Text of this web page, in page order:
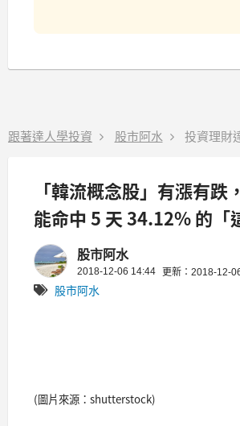
跟著達人學投資 股市阿水 投資理財
「韓流概念股」有漲有跌
能命中 5 天 34.12% 的「
股市阿水
2018-12-06 14:44 更新：2018-12-
股市阿水
(圖片來源：shutterstock)